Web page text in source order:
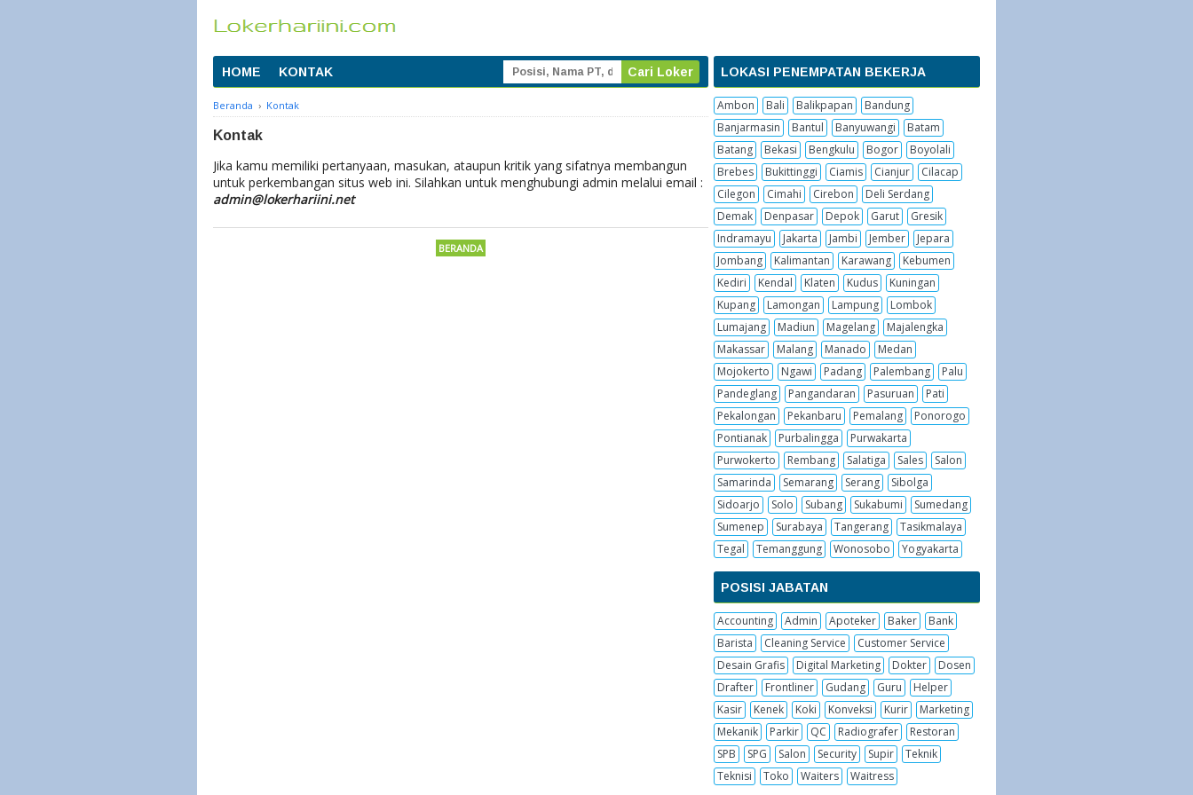
HOME KONTAK
Beranda › Kontak
Kontak
Jika kamu memiliki pertanyaan, masukan, ataupun kritik yang sifatnya membangun
untuk perkembangan situs web ini. Silahkan untuk menghubungi admin melalui email :
admin@lokerhariini.net
BERANDA
LOKASI PENEMPATAN BEKERJA
Ambon Bali Balikpapan
Bandung
Banjarmasin
Bantul Banyuwangi
Batam
Batang
Bekasi Bengkulu Bogor
Boyolali
Brebes
Bukittinggi Ciamis Cianjur
Cilacap
Cilegon
Cimahi Cirebon
Deli Serdang
Demak
Denpasar Depok Garut
Gresik
Indramayu
Jakarta Jambi Jember
Jepara
Jombang
Kalimantan Karawang
Kebumen
Kediri
Kendal Klaten Kudus
Kuningan
Kupang
Lamongan Lampung
Lombok
Lumajang
Madiun Magelang
Majalengka
Makassar
Malang Manado
Medan
Mojokerto
Ngawi Padang Palembang
Palu
Pandeglang
Pangandaran Pasuruan
Pati
Pekalongan
Pekanbaru Pemalang
Ponorogo
Pontianak
Purbalingga
Purwakarta
Purwokerto
Rembang Salatiga Sales
Salon
Samarinda
Semarang Serang
Sibolga
Sidoarjo
Solo Subang Sukabumi
Sumedang
Sumenep
Surabaya Tangerang
Tasikmalaya
Tegal
Temanggung Wonosobo Yogyakarta
POSISI JABATAN
Accounting Admin Apoteker Baker
Bank
Barista
Cleaning Service
Customer Service
Desain Grafis
Digital Marketing Dokter
Dosen
Drafter
Frontliner Gudang Guru
Helper
Kasir
Kenek Koki Konveksi Kurir
Marketing
Mekanik
Parkir QC Radiografer
Restoran
SPB
SPG Salon Security Supir
Teknik
Teknisi
Toko Waiters Waitress